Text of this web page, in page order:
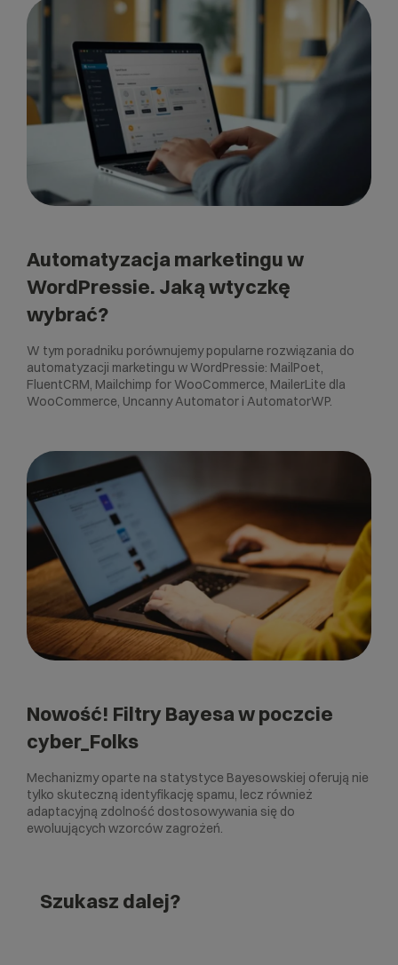
Automatyzacja marketingu w
WordPressie. Jaką wtyczkę
wybrać?
W tym poradniku porównujemy popularne rozwiązania do
automatyzacji marketingu w WordPressie: MailPoet,
FluentCRM, Mailchimp for WooCommerce, MailerLite dla
WooCommerce, Uncanny Automator i AutomatorWP.
Nowość! Filtry Bayesa w poczcie
cyber_Folks
Mechanizmy oparte na statystyce Bayesowskiej oferują nie
tylko skuteczną identyfikację spamu, lecz również
adaptacyjną zdolność dostosowywania się do
ewoluujących wzorców zagrożeń.
Szukasz dalej?